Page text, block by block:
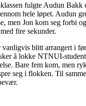
fulgte Audun Bakk
hele løpet. Audun
men Jon kom seg forbi
fire sekunder.
blitt arrangert i
å lokke NTNUI-
Bare fem kom, men
seg i flokken. Til